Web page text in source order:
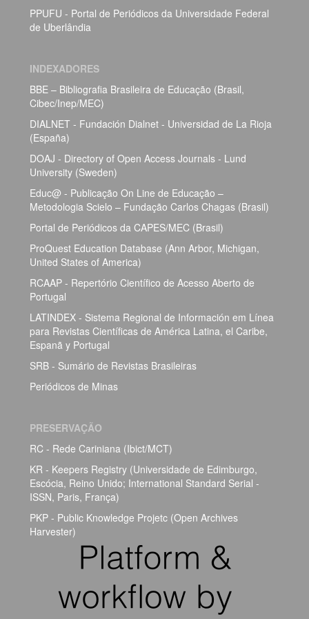
PPUFU - Portal de Periódicos da Universidade Federal
de Uberlândia
INDEXADORES
BBE – Bibliografia Brasileira de Educação (Brasil,
Cibec/Inep/MEC)
DIALNET - Fundación Dialnet - Universidad de La Rioja
(España)
DOAJ - Directory of Open Access Journals - Lund
University (Sweden)
Educ@ - Publicação On Line de Educação –
Metodologia Scielo – Fundação Carlos Chagas (Brasil)
Portal de Periódicos da CAPES/MEC (Brasil)
ProQuest Education Database (Ann Arbor, Michigan,
United States of America)
RCAAP - Repertório Científico de Acesso Aberto de
Portugal
LATINDEX - Sistema Regional de Información em Línea
para Revistas Científicas de América Latina, el Caribe,
Espanã y Portugal
SRB - Sumário de Revistas Brasileiras
Periódicos de Minas
PRESERVAÇÃO
RC - Rede Cariniana (Ibict/MCT)
KR - Keepers Registry (Universidade de Edimburgo,
Escócia, Reino Unido; International Standard Serial -
ISSN, Paris, França)
PKP - Public Knowledge Projetc (Open Archives
Harvester)